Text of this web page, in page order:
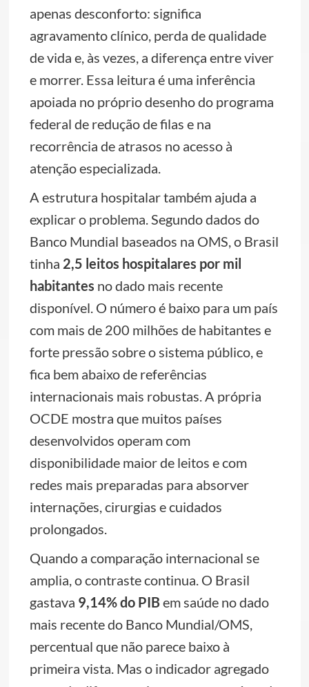
apenas desconforto: significa
agravamento clínico, perda de qualidade
de vida e, às vezes, a diferença entre viver
e morrer. Essa leitura é uma inferência
apoiada no próprio desenho do programa
federal de redução de filas e na
recorrência de atrasos no acesso à
atenção especializada.
A estrutura hospitalar também ajuda a
explicar o problema. Segundo dados do
Banco Mundial baseados na OMS, o Brasil
tinha 2,5 leitos hospitalares por mil
habitantes no dado mais recente
disponível. O número é baixo para um país
com mais de 200 milhões de habitantes e
forte pressão sobre o sistema público, e
fica bem abaixo de referências
internacionais mais robustas. A própria
OCDE mostra que muitos países
desenvolvidos operam com
disponibilidade maior de leitos e com
redes mais preparadas para absorver
internações, cirurgias e cuidados
prolongados.
Quando a comparação internacional se
amplia, o contraste continua. O Brasil
gastava 9,14% do PIBem saúde no dado
mais recente do Banco Mundial/OMS,
percentual que não parece baixo à
primeira vista. Mas o indicador agregado